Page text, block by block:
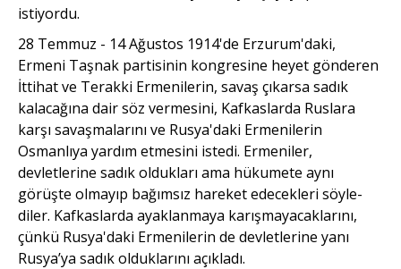
istiyordu.
28 Temmuz - 14 Ağustos 1914'de Erzurum'daki,
Ermeni Taşnak partisinin kongresine heyet gönderen
İttihat ve Terakki Ermeni­lerin, savaş çıkarsa sadık
kalacağına dair söz vermesini, Kafkaslarda Ruslara
karşı savaşmalarını ve Rus­ya'daki Ermenilerin
Osmanlıya yardım etmesini istedi. Ermeniler,
devletlerine sadık oldukları ama hükumete aynı
görüşte olmayıp bağımsız hareket edecekleri söyle­
diler. Kafkaslarda ayaklanmaya karışmayacaklarını,
çünkü Rusya'daki Ermenilerin de devletle­rine yanı
Rusya’ya sadık olduklarını açıkladı.